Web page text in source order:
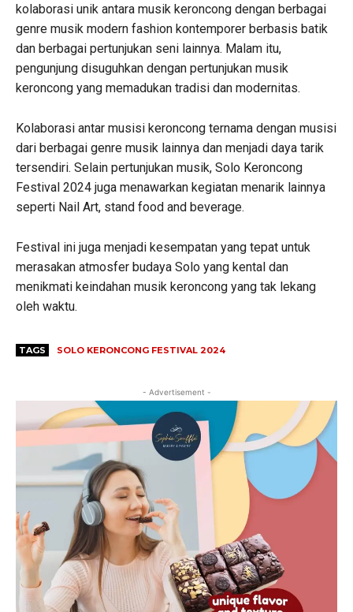
kolaborasi unik antara musik keroncong dengan berbagai
genre musik modern fashion kontemporer berbasis batik
dan berbagai pertunjukan seni lainnya. Malam itu,
pengunjung disuguhkan dengan pertunjukan musik
keroncong yang memadukan tradisi dan modernitas.
Kolaborasi antar musisi keroncong ternama dengan musisi
dari berbagai genre musik lainnya dan menjadi daya tarik
tersendiri. Selain pertunjukan musik, Solo Keroncong
Festival 2024 juga menawarkan kegiatan menarik lainnya
seperti Nail Art, stand food and beverage.
Festival ini juga menjadi kesempatan yang tepat untuk
merasakan atmosfer budaya Solo yang kental dan
menikmati keindahan musik keroncong yang tak lekang
oleh waktu.
TAGS SOLO KERONCONG FESTIVAL 2024
- Advertisement -